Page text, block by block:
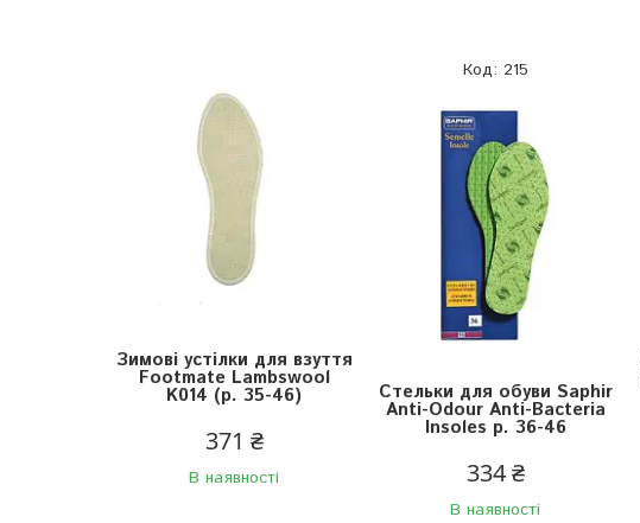
Зимові устілки для взуття
Footmate Lambswool
K014 (р. 35-46)
371 ₴
В наявності
215
Стельки для обуви Saphir
Anti-Odour Anti-Bacteria
Insoles р. 36-46
334 ₴
В наявності